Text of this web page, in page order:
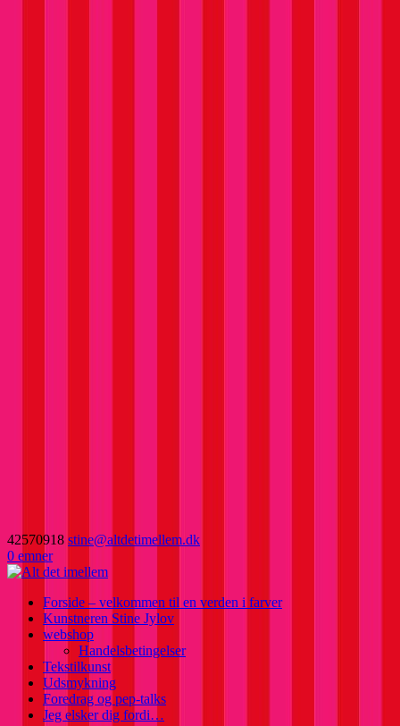
42570918 stine@altdetimellem.dk
0 emner
Forside – velkommen til en verden i farver
Kunstneren Stine Jylov
webshop
Handelsbetingelser
Tekstilkunst
Udsmykning
Foredrag og pep-talks
Jeg elsker dig fordi…